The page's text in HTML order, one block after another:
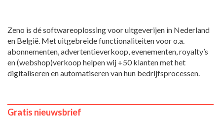
Zeno is dé softwareoplossing voor uitgeverijen in Nederland
en België. Met uitgebreide functionaliteiten voor o.a.
abonnementen, advertentieverkoop, evenementen, royalty’s
en (webshop)verkoop helpen wij +50 klanten met het
digitaliseren en automatiseren van hun bedrijfsprocessen.
Gratis nieuwsbrief